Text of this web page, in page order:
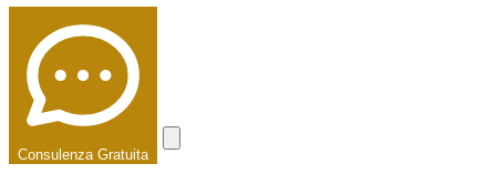
Consulenza Gratuita